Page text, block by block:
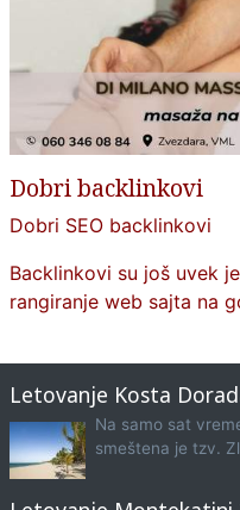
Dobri backlinkovi
Dobri SEO backlinkovi
Backlinkovi su još uvek
rangiranje web sajta na
Letovanje Kosta
Na samo sat
smeštena je tzv.